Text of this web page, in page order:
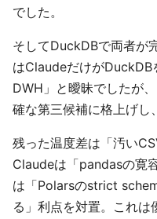
でした。
そしてDuckDBで両者が
はClaudeだけが
DWH」と曖昧でしたが
確な第三候補に格上げし
残った温度差は「汚い
Claudeは「pandasの寛
は「Polarsのstrict
る」利点を対置。これは